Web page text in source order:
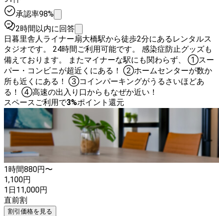
承認率98%
2時間以内に回答
日暮里舎人ライナー扇大橋駅から徒歩2分にあるレンタルス
タジオです。 24時間ご利用可能です。 感染症防止グッズも
備えております。 またマイナーな駅にも関わらず、 ①スー
パー・コンビニが超近くにある！ ②ホームセンターが数か
所も近くにある！ ③コインパーキングがうるさいほどあ
る！ ④高速の出入り口からもなぜか近い！
スペースご利用で3%ポイント還元
1時間880円〜
1,100円
1日11,000円
直前割
割引価格を見る